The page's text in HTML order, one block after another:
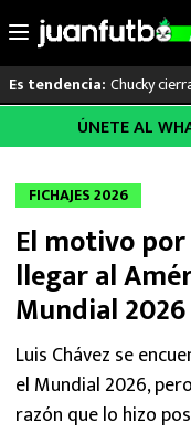
al
Es tendencia: Chucky
LO ÚLTIMO
LIGA MX
RAYADOS
PUMAS
ATLANTE
SELECCIÓN MEXICANA
ÚNETE AL
FICHAJES 2026
El motivo por
llegar al
Mundial 2026
Luis Chávez se
el Mundial 2026,
razón que lo hizo